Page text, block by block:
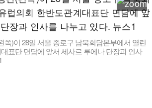
쪽)이 28일 서울 종로구 남북회담본부에서 열린
표단 면담에 앞서 세사르 루에나 단장과 인사